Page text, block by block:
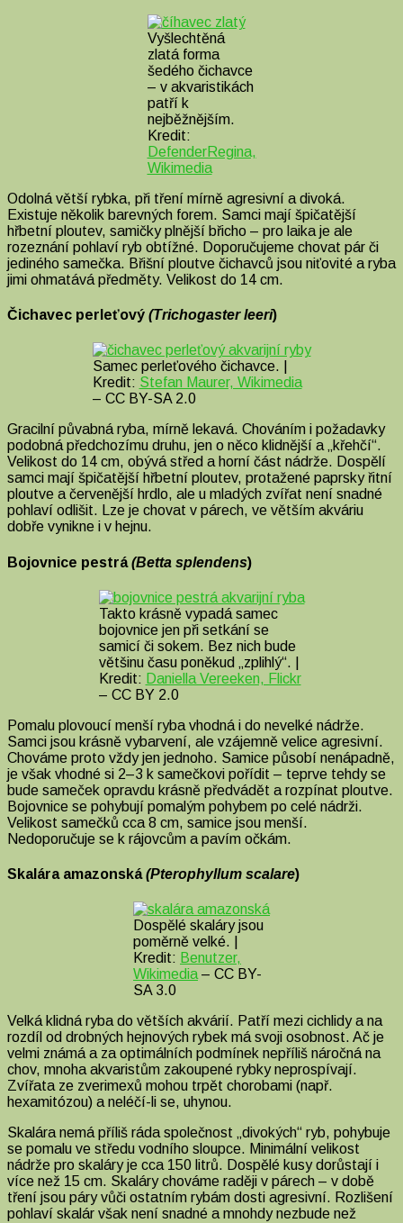
Vyšlechtěná
zlatá forma
šedého čichavce
– v akvaristikách
patří k
nejběžnějším.
Kredit:
DefenderRegina,
Wikimedia
Odolná větší rybka, při tření mírně agresivní a divoká.
Existuje několik barevných forem. Samci mají špičatější
hřbetní ploutev, samičky plnější břicho – pro laika je ale
rozeznání pohlaví ryb obtížné. Doporučujeme chovat pár či
jediného samečka. Břišní ploutve čichavců jsou niťovité a ryba
jimi ohmatává předměty. Velikost do 14 cm.
Čichavec perleťový (Trichogaster leeri)
Samec perleťového čichavce. |
Kredit: Stefan Maurer, Wikimedia
– CC BY-SA 2.0
Gracilní půvabná ryba, mírně lekavá. Chováním i požadavky
podobná předchozímu druhu, jen o něco klidnější a „křehčí“.
Velikost do 14 cm, obývá střed a horní část nádrže. Dospělí
samci mají špičatější hřbetní ploutev, protažené paprsky řitní
ploutve a červenější hrdlo, ale u mladých zvířat není snadné
pohlaví odlišit. Lze je chovat v párech, ve větším akváriu
dobře vynikne i v hejnu.
Bojovnice pestrá(Betta splendens)
Takto krásně vypadá samec
bojovnice jen při setkání se
samicí či sokem. Bez nich bude
většinu času poněkud „zplihlý“. |
Kredit: Daniella Vereeken, Flickr
– CC BY 2.0
Pomalu plovoucí menší ryba vhodná i do nevelké nádrže.
Samci jsou krásně vybarvení, ale vzájemně velice agresivní.
Chováme proto vždy jen jednoho. Samice působí nenápadně,
je však vhodné si 2–3 k samečkovi pořídit – teprve tehdy se
bude sameček opravdu krásně předvádět a rozpínat ploutve.
Bojovnice se pohybují pomalým pohybem po celé nádrži.
Velikost samečků cca 8 cm, samice jsou menší.
Nedoporučuje se k rájovcům a pavím očkám.
Skalára amazonská(Pterophyllum scalare)
Dospělé skaláry jsou
poměrně velké. |
Kredit: Benutzer,
Wikimedia– CC BY-
SA 3.0
Velká klidná ryba do větších akvárií. Patří mezi cichlidy a na
rozdíl od drobných hejnových rybek má svoji osobnost. Ač je
velmi známá a za optimálních podmínek nepříliš náročná na
chov, mnoha akvaristům zakoupené rybky neprospívají.
Zvířata ze zverimexů mohou trpět chorobami (např.
hexamitózou) a neléčí-li se, uhynou.
Skalára nemá příliš ráda společnost „divokých“ ryb, pohybuje
se pomalu ve středu vodního sloupce. Minimální velikost
nádrže pro skaláry je cca 150 litrů. Dospělé kusy dorůstají i
více než 15 cm. Skaláry chováme raději v párech – v době
tření jsou páry vůči ostatním rybám dosti agresivní. Rozlišení
pohlaví skalár však není snadné a mnohdy nezbude než